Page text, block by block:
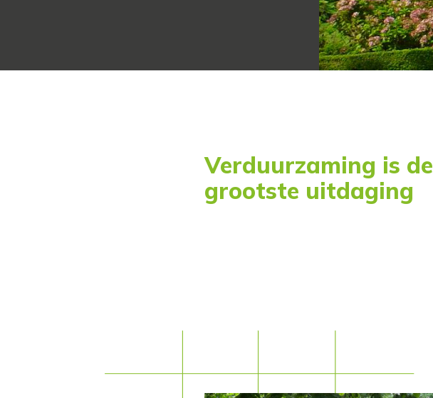
Verduurzaming is de
grootste uitdaging